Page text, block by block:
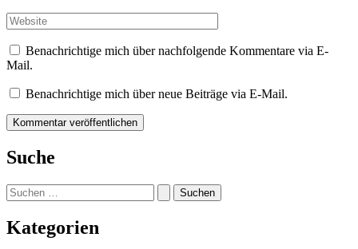
Mail-
Adresse*
Website
Benachrichtige mich über nachfolgende Kommentare via E-
Mail.
Benachrichtige mich über neue Beiträge via E-Mail.
Suche
Suchen
nach:
Kategorien